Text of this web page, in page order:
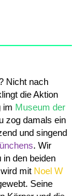
Nicht nach
die Aktion
im Museum der
zog damals ein
und singend
. Wir
in den beiden
mit Noel W
Seine